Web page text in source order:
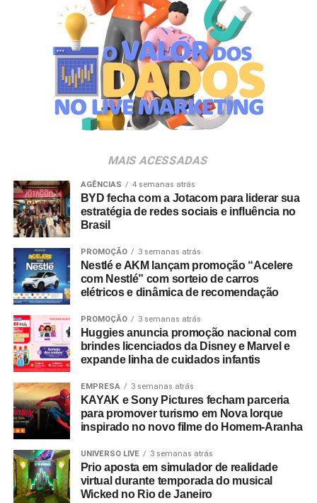
premiação criada para reconhecer os cases de maior
destaque na indústria e no varejo nacional. Entre as
empresas com presença executiva confirmada estão
Carrefour, Assaí Atacadista, Magalu, Panvel, Pague
Menos, Rappi e Dalben. “As marcas próprias vivem um
momento de expansão no Brasil e vêm conquistando um
papel cada vez mais estratégico tanto para varejistas
o fortalecimento desse mercado, que ainda tem um
enorme potencial de crescimento no país”, destaca
Johnny Reitzfeld, fundador e
O credenciamento é destinado a profissionais de toda a
cadeia produtiva — incluindo varejistas, fabricantes,
distribuidores, fornecedores e consultores —
interessados no mapeamento de tendências e na
geração de novas parcerias comerciais.
MAIS ACESSADAS
AGÊNCIAS 4 semanas atrás
BYD fecha com a Jotacom para liderar sua
estratégia de redes sociais e influência no
Brasil
PROMOÇÃO 3 semanas atrás
Nestlé e AKM lançam promoção “Acelere
com Nestlé” com sorteio de carros
elétricos e dinâmica de recomendação
PROMOÇÃO 3 semanas atrás
Huggies anuncia promoção nacional com
brindes licenciados da Disney e Marvel e
expande linha de cuidados infantis
EMPRESA 3 semanas atrás
KAYAK e Sony Pictures fecham parceria
para promover turismo em Nova Iorque
inspirado no novo filme do Homem-Aranha
UNIVERSO LIVE 3 semanas atrás
Prio aposta em simulador de realidade
virtual durante temporada do musical
Wicked no Rio de Janeiro